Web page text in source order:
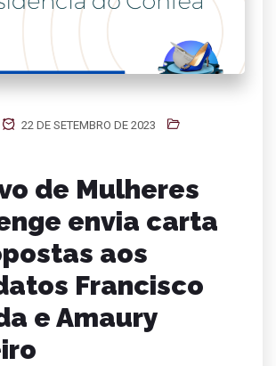
22 DE SETEMBRO DE 2023
de Mulheres
envia carta
aos
Francisco
e Amaury